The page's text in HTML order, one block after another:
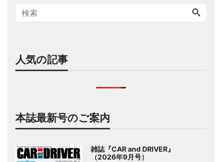
人気の記事
本誌最新号のご案内
雑誌『CAR and DRIVER』
（2026年9月号）